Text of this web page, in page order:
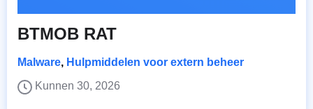
BTMOB RAT
Malware, Hulpmiddelen voor extern beheer
Kunnen 30, 2026